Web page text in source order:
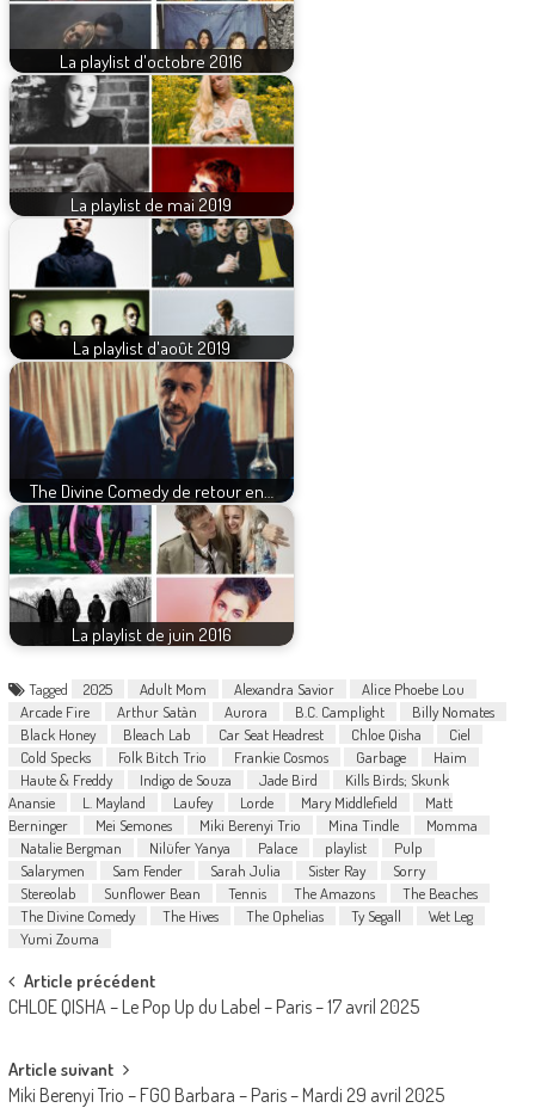
La playlist d'octobre 2016
La playlist de mai 2019
La playlist d'août 2019
The Divine Comedy de retour en…
La playlist de juin 2016
Tagged 2025 Adult Mom Alexandra Savior
Alice Phoebe Lou
Arcade Fire
Arthur Satàn Aurora B.C. Camplight
Billy Nomates
Black Honey
Bleach Lab Car Seat Headrest Chloe Qisha
Ciel
Cold Specks
Folk Bitch Trio Frankie Cosmos Garbage
Haim
Haute & Freddy
Indigo de Souza Jade Bird
Kills Birds; Skunk
Anansie
L. Mayland Laufey Lorde Mary Middlefield
Matt
Berninger
Mei Semones Miki Berenyi Trio Mina Tindle
Momma
Natalie Bergman
Nilüfer Yanya Palace playlist
Pulp
Salarymen
Sam Fender Sarah Julia Sister Ray
Sorry
Stereolab
Sunflower Bean Tennis The Amazons
The Beaches
The Divine Comedy
The Hives The Ophelias Ty Segall
Wet Leg
Yumi Zouma
Post
navigation
Article précédent
CHLOE QISHA – Le Pop Up du Label – Paris – 17 avril 2025
Article suivant
Miki Berenyi Trio – FGO Barbara – Paris – Mardi 29 avril 2025